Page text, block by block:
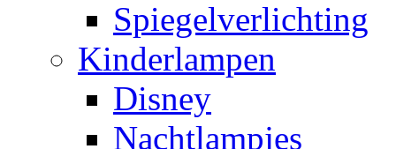
Spiegelverlichting
Kinderlampen
Disney
Nachtlampjes